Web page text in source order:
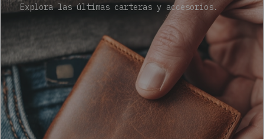
Explora las últimas carteras y accesorios.